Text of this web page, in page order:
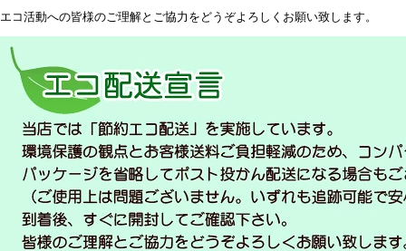
エコ活動への皆様のご理解とご協力をどうぞよろしくお願い致します。